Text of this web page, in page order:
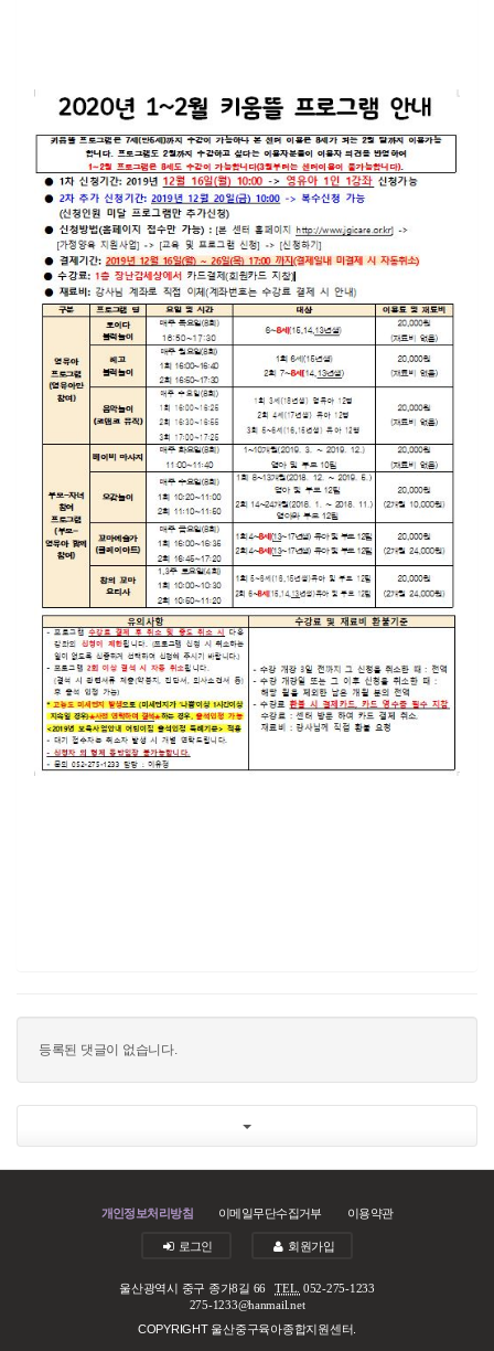
등록된 댓글이 없습니다.
개인정보처리방침 이메일무단수집거부 이용약관
로그인 회원가입
울산광역시 중구 종가8길 66TEL. 052-275-1233
275-1233@hanmail.net
COPYRIGHT 울산중구육아종합지원센터.